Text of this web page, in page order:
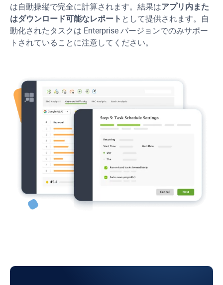
は自動操縦で完全に計算されます。結果はアプリ内また
はダウンロード可能なレポート として提供されます。自
動化されたタスクは Enterprise バージョンでのみサポー
トされていることに注意してください。